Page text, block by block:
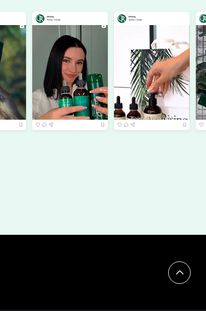
Toronto, Canada
Toronto, Canada